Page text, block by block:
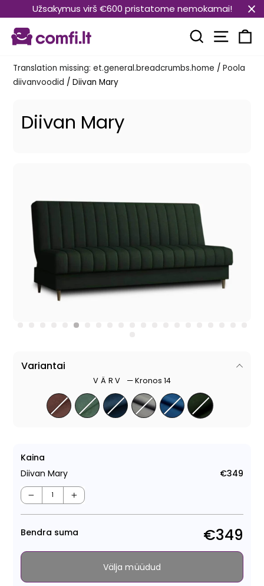
Translation
missing:
et.general.accessibility.skip_to_content
Užsakymus virš €600 pristatome nemokamai!
Translation
Translation missing: et.general.breadcrumbs.home / Poola
diivanvoodid / Diivan Mary
Diivan Mary
Variantai
VÄRV —Kronos 14
Kaina
Diivan Mary
€349
− +
Bendra suma €349
Välja müüdud